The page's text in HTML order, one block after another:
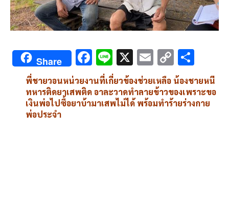
Share F
ac
e
b
Li
n
e
X E
m
ai
l
C
o
py
Li
h
ar
e
พี่ชายวอนหน่วยงานที่เกี่ยวข้องช่วยเหลือ น้องชายหนี
ทหารติดยาเสพติดอาละวาดทำลายข้าวของเพราะขอ
เงินพ่อไปซื้อยาบ้ามาเสพไม่ได้ พร้อมทำร้ายร่างกาย
พ่อประจำ